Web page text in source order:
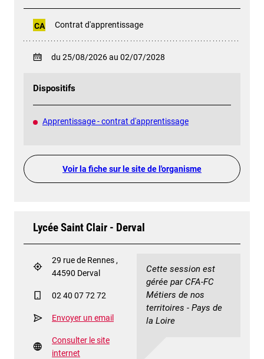
CA Contrat d'apprentissage
du 25/08/2026 au 02/07/2028
Dispositifs
Apprentissage - contrat d'apprentissage
Voir la fiche sur le site de l'organisme
Lycée Saint Clair - Derval
29 rue de Rennes ,
44590 Derval
02 40 07 72 72
Envoyer un email
Consulter le site
internet
Cette session est
gérée par CFA-FC
Métiers de nos
territoires - Pays de
la Loire